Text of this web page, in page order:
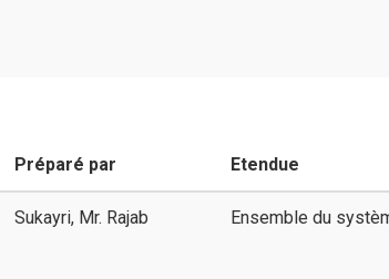
Préparé par Etendue
Sukayri, Mr. Rajab Ensemble du